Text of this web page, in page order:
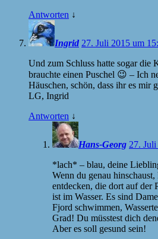
Antworten ↓
Ingrid 27. Juli 2015 um
Und zum Schluss hatte sogar die
brauchte einen Puschel 😉 – Ich
Häuschen, schön, dass ihr es mir
LG, Ingrid
Antworten ↓
Hans-Georg 27.
*lach* – blau, deine
Wenn du genau hinschaust,
entdecken, die dort auf der
ist im Wasser. Es sind
Fjord schwimmen,
Grad! Du müsstest dich
Aber es soll gesund sein!